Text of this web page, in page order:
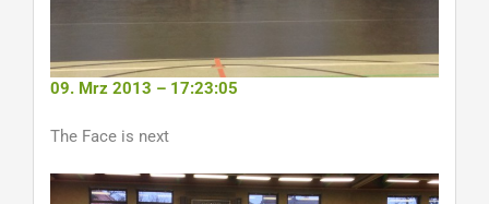
09. Mrz 2013 – 17:23:05
The Face is next